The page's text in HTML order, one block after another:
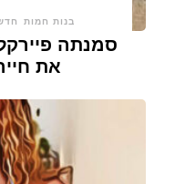
בנות חמות
סמנתה
את